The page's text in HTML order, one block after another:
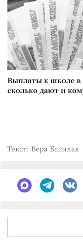
Выплаты к школе в
сколько дают и
Текст: Вера Басилая